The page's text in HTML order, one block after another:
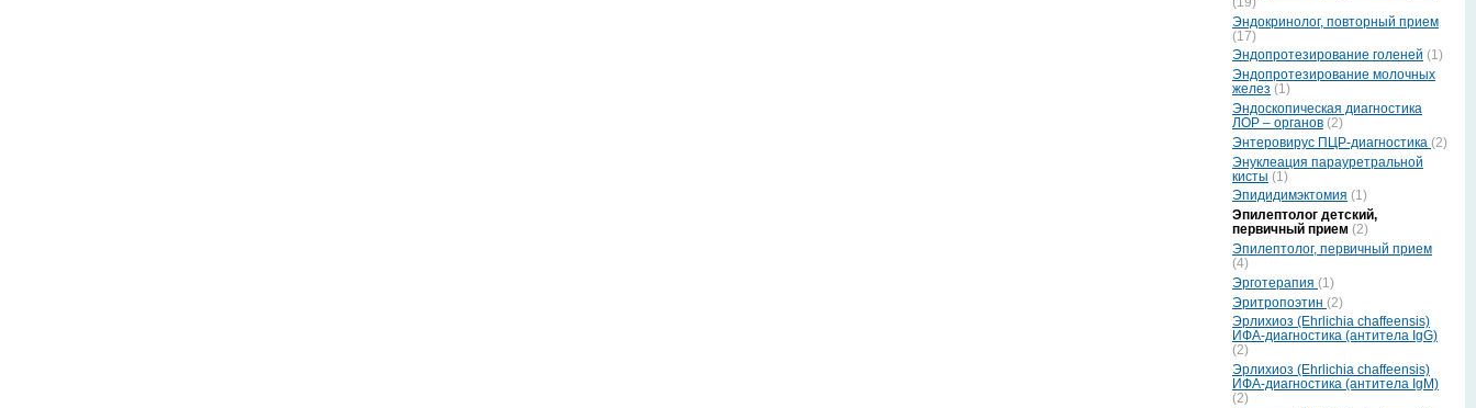
Эндокринолог, повторный прием
(17)
Эндопротезирование голеней (1)
Эндопротезирование молочных
желез (1)
Эндоскопическая диагностика
ЛОР – органов (2)
Энтеровирус ПЦР-диагностика (2)
Энуклеация парауретральной
кисты (1)
Эпидидимэктомия (1)
Эпилептолог детский,
первичный прием (2)
Эпилептолог, первичный прием
(4)
Эрготерапия (1)
Эритропоэтин (2)
Эрлихиоз (Ehrlichia chaffeensis)
ИФА-диагностика (антитела IgG)
(2)
Эрлихиоз (Ehrlichia chaffeensis)
ИФА-диагностика (антитела IgM)
(2)